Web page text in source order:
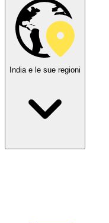
India e le sue regioni